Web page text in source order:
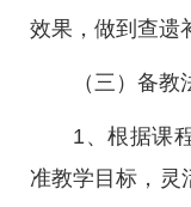
效果，做到查遗
（三）备教
1、根据课
准教学目标，灵